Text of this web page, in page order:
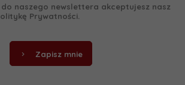
naszego newslettera akceptujesz nasz
Prywatności.
Zapisz mnie